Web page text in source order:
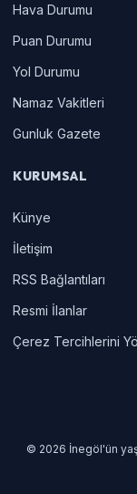
Hava Durumu
Puan Durumu
Yol Durumu
Namaz Vakitleri
Gunluk Gazete
KURUMSAL
Künye
İletişim
RSS Bağlantıları
Resmi İlanlar
Çerez Tercihlerini
© 2026 İnegöl'ün